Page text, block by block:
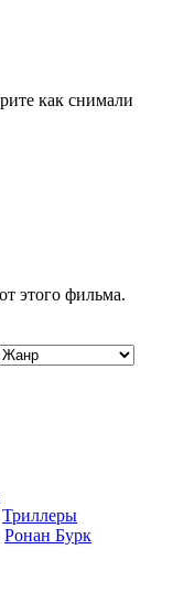
как снимали
этого фильма.
Триллеры
Ронан Бурк